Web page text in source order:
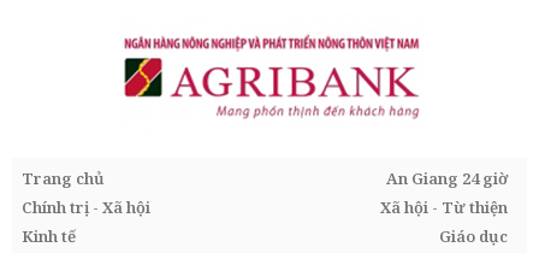
Trang chủ
An Giang 24 giờ
Chính trị - Xã hội
Xã hội - Từ thiện
Kinh tế
Giáo dục